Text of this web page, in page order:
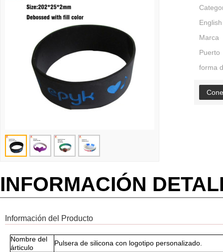
Marca
Puerto
forma
INFORMACIÓN
Información del Producto
Nombre del
árticulo
Pulsera de silicona con logotipo personalizado.